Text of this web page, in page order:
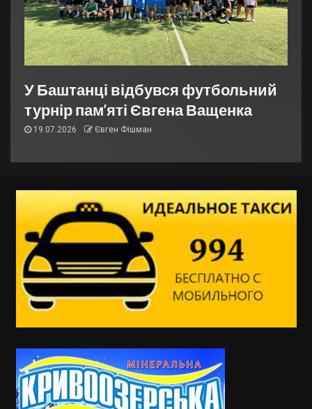
У Баштанці відбувся футбольний
турнір пам’яті Євгена Ващенка
19.07.2026 Євген Фішман